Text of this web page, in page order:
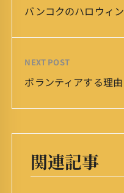
バンコクのハロウィン
NEXT POST
ボランティアする理由
関連記事